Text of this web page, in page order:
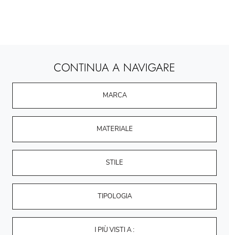
CONTINUA A NAVIGARE
MARCA
MATERIALE
STILE
TIPOLOGIA
I PIÙ VISTI A :